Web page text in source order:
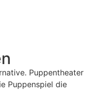
Puppentheater
Puppenspiel die